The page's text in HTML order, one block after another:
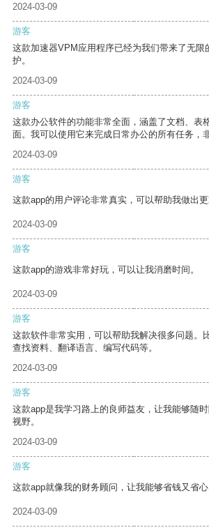
2024-03-09
游客
这款加速器VPM应用程序已经为我们带来了无限
护。
2024-03-09
游客
这款办公软件的功能非常全面，涵盖了文档、表
面。我可以使用它来完成日常办公的所有任务，
2024-03-09
游客
这款app的用户评论非常真实，可以帮助我做出更
2024-03-09
游客
这款app的游戏非常好玩，可以让我消磨时间。
2024-03-09
游客
这款软件非常实用，可以帮助我解决很多问题。
查找资料、翻译语言、编写代码等。
2024-03-09
游客
这款app是我学习路上的良师益友，让我能够随
视野。
2024-03-09
游客
这款app就像我的财务顾问，让我能够省钱又省心
2024-03-09